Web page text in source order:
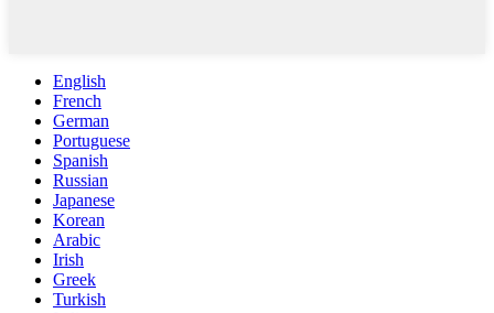
English
French
German
Portuguese
Spanish
Russian
Japanese
Korean
Arabic
Irish
Greek
Turkish